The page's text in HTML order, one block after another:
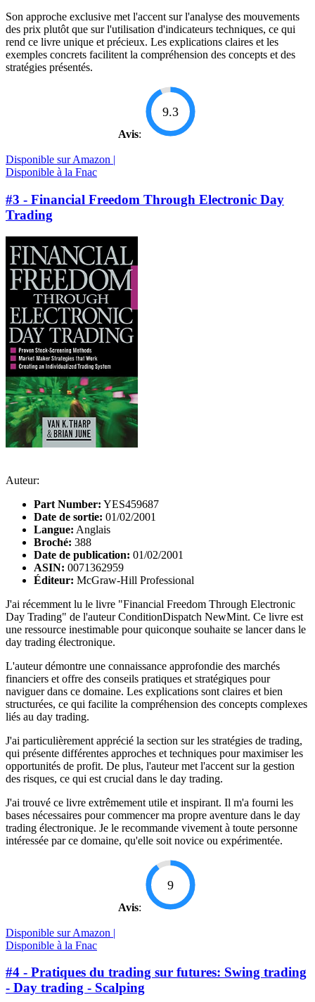
Son approche exclusive met l'accent sur l'analyse des mouvements
des prix plutôt que sur l'utilisation d'indicateurs techniques, ce qui
rend ce livre unique et précieux. Les explications claires et les
exemples concrets facilitent la compréhension des concepts et des
stratégies présentés.
Avis:
9.3
Disponible sur Amazon |
Disponible à la Fnac
#3 - Financial Freedom Through Electronic Day
Trading
Auteur:
Part Number: YES459687
Date de sortie: 01/02/2001
Langue: Anglais
Broché: 388
Date de publication: 01/02/2001
ASIN: 0071362959
Éditeur: McGraw-Hill Professional
J'ai récemment lu le livre "Financial Freedom Through Electronic
Day Trading" de l'auteur ConditionDispatch NewMint. Ce livre est
une ressource inestimable pour quiconque souhaite se lancer dans le
day trading électronique.
L'auteur démontre une connaissance approfondie des marchés
financiers et offre des conseils pratiques et stratégiques pour
naviguer dans ce domaine. Les explications sont claires et bien
structurées, ce qui facilite la compréhension des concepts complexes
liés au day trading.
J'ai particulièrement apprécié la section sur les stratégies de trading,
qui présente différentes approches et techniques pour maximiser les
opportunités de profit. De plus, l'auteur met l'accent sur la gestion
des risques, ce qui est crucial dans le day trading.
J'ai trouvé ce livre extrêmement utile et inspirant. Il m'a fourni les
bases nécessaires pour commencer ma propre aventure dans le day
trading électronique. Je le recommande vivement à toute personne
intéressée par ce domaine, qu'elle soit novice ou expérimentée.
Avis:
9
Disponible sur Amazon |
Disponible à la Fnac
#4 - Pratiques du trading sur futures: Swing trading
- Day trading - Scalping